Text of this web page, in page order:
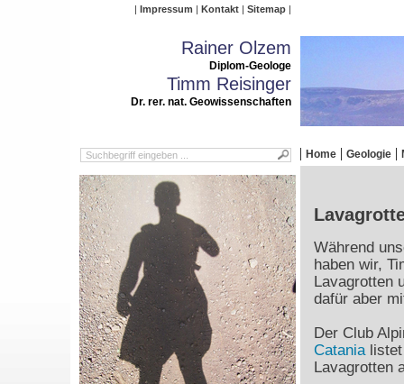
Impressum Kontakt Sitemap
Rainer Olzem
Diplom-Geologe
Timm Reisinger
Dr. rer. nat. Geowissenschaften
Home Geologie
Während
haben wir,
Lavagrotten
dafür aber
Der Club
Catanialistet
Lavagrotten